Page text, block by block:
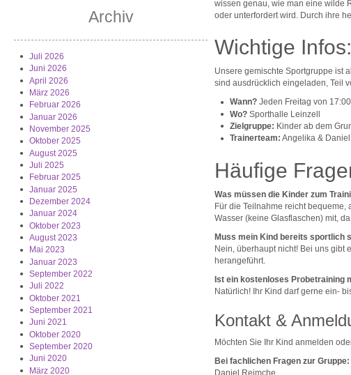
Archiv
Juli 2026
Juni 2026
April 2026
März 2026
Februar 2026
Januar 2026
November 2025
Oktober 2025
August 2025
Juli 2025
Februar 2025
Januar 2025
Dezember 2024
Januar 2024
Oktober 2023
August 2023
Mai 2023
Januar 2023
September 2022
Juli 2022
Oktober 2021
September 2021
Juni 2021
Oktober 2020
September 2020
Juni 2020
März 2020
wissen genau, wie man eine wilde
oder unterfordert wird. Durch ihre
Wichtige
Unsere gemischte Sportgruppe ist
sind ausdrücklich eingeladen, Teil
Wann? Jeden Freitag von
Wo? Sporthalle Leinzell
Zielgruppe: Kinder ab dem
Trainerteam: Angelika &
Häufige
Was müssen die Kinder zum
Für die Teilnahme reicht
Wasser (keine Glasflaschen) mit,
Muss mein Kind bereits sportlich
Nein, überhaupt nicht! Bei uns gibt
herangeführt.
Ist ein kostenloses Probetraining
Natürlich! Ihr Kind darf gerne ein-
Kontakt &
Möchten Sie Ihr Kind anmelden
Bei fachlichen Fragen zur Gruppe:
Daniel Reimche